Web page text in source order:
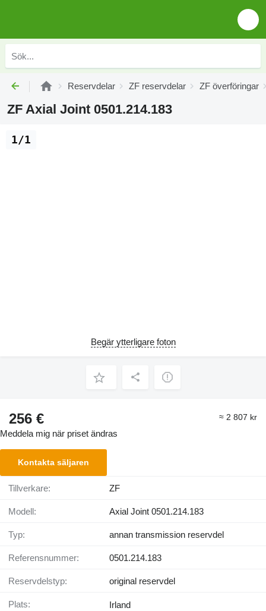
Reservdelar ZF reservdelar ZF överföringar
ZF Axial Joint 0501.214.183
1/1
Begär ytterligare foton
256 € ≈ 2 807 kr
Meddela mig när priset ändras
Kontakta säljaren
Tillverkare: ZF
Modell: Axial Joint 0501.214.183
Typ: annan transmission reservdel
Referensnummer: 0501.214.183
Reservdelstyp: original reservdel
Plats:
Irland